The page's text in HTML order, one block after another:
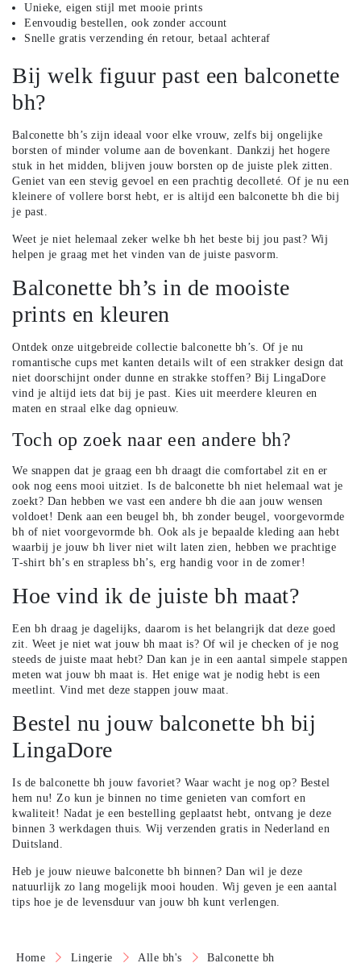
Unieke, eigen stijl met mooie prints
Eenvoudig bestellen, ook zonder account
Snelle gratis verzending én retour, betaal achteraf
Bij welk figuur past een balconette
bh?
Balconette bh’s zijn ideaal voor elke vrouw, zelfs bij ongelijke
borsten of minder volume aan de bovenkant. Dankzij het hogere
stuk in het midden, blijven jouw borsten op de juiste plek zitten.
Geniet van een stevig gevoel en een prachtig decolleté. Of je nu een
kleinere of vollere borst hebt, er is altijd een balconette bh die bij
je past.
Weet je niet helemaal zeker welke bh het beste bij jou past? Wij
helpen je graag met het vinden van de juiste pasvorm.
Balconette bh’s in de mooiste
prints en kleuren
Ontdek onze uitgebreide collectie balconette bh’s. Of je nu
romantische cups met kanten details wilt of een strakker design dat
niet doorschijnt onder dunne en strakke stoffen? Bij LingaDore
vind je altijd iets dat bij je past. Kies uit meerdere kleuren en
maten en straal elke dag opnieuw.
Toch op zoek naar een andere bh?
We snappen dat je graag een bh draagt die comfortabel zit en er
ook nog eens mooi uitziet. Is de balconette bh niet helemaal wat je
zoekt? Dan hebben we vast een andere bh die aan jouw wensen
voldoet! Denk aan een beugel bh, bh zonder beugel, voorgevormde
bh of niet voorgevormde bh. Ook als je bepaalde kleding aan hebt
waarbij je jouw bh liver niet wilt laten zien, hebben we prachtige
T-shirt bh’s en strapless bh’s, erg handig voor in de zomer!
Hoe vind ik de juiste bh maat?
Een bh draag je dagelijks, daarom is het belangrijk dat deze goed
zit. Weet je niet wat jouw bh maat is? Of wil je checken of je nog
steeds de juiste maat hebt? Dan kan je in een aantal simpele stappen
meten wat jouw bh maat is. Het enige wat je nodig hebt is een
meetlint. Vind met deze stappen jouw maat.
Bestel nu jouw balconette bh bij
LingaDore
Is de balconette bh jouw favoriet? Waar wacht je nog op? Bestel
hem nu! Zo kun je binnen no time genieten van comfort en
kwaliteit! Nadat je een bestelling geplaatst hebt, ontvang je deze
binnen 3 werkdagen thuis. Wij verzenden gratis in Nederland en
Duitsland.
Heb je jouw nieuwe balconette bh binnen? Dan wil je deze
natuurlijk zo lang mogelijk mooi houden. Wij geven je een aantal
tips hoe je de levensduur van jouw bh kunt verlengen.
Home Lingerie Alle bh's Balconette bh